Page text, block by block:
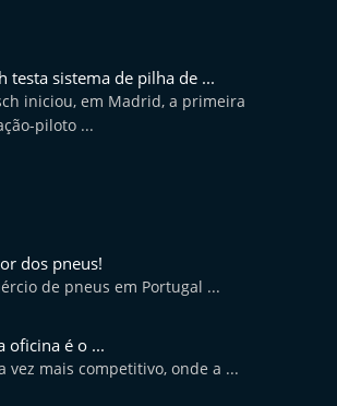
ó
v
P
t
testa sistema de pilha de ...
iniciou, em Madrid, a primeira
piloto ...
dos pneus!
de pneus em Portugal ...
oficina é o ...
vez mais competitivo, onde a ...